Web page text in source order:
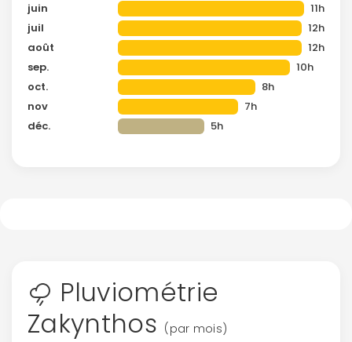
juin
11h
juil
12h
août
12h
sep.
10h
oct.
8h
nov
7h
déc.
5h
Pluviométrie
Zakynthos (par mois)